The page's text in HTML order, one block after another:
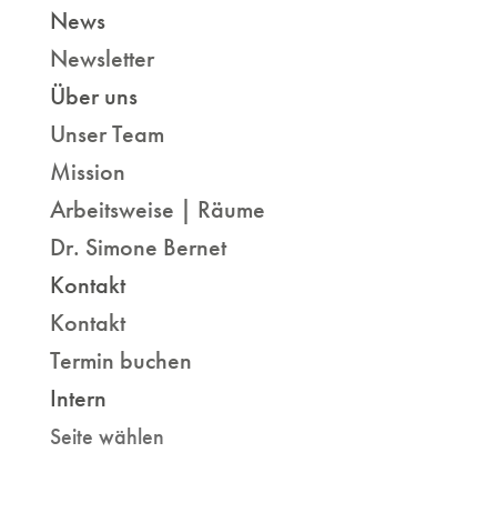
News
Newsletter
Über uns
Unser Team
Mission
Arbeitsweise | Räume
Dr. Simone Bernet
Kontakt
Kontakt
Termin buchen
Intern
Seite wählen